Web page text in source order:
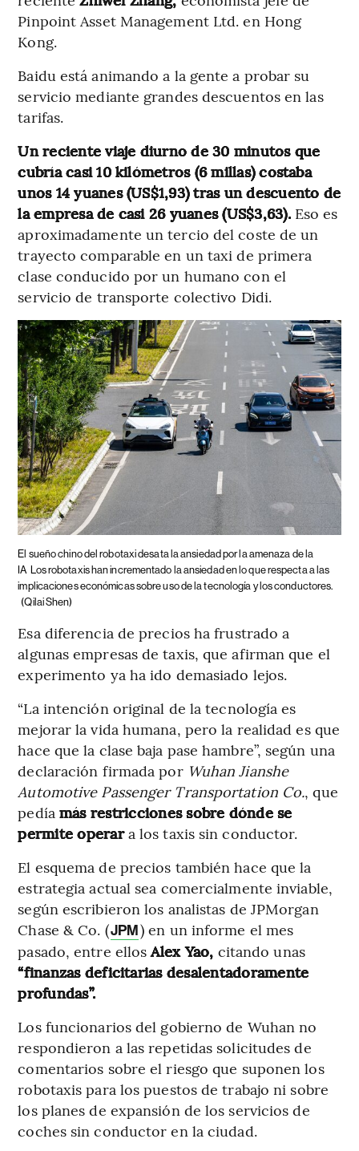
Pinpoint Asset Management Ltd. en Hong
Kong.
Baidu está animando a la gente a probar su
servicio mediante grandes descuentos en las
tarifas.
Un reciente viaje diurno de 30 minutos que
cubría casi 10 kilómetros (6 millas) costaba
unos 14 yuanes (US$1,93) tras un descuento de
la empresa de casi 26 yuanes (US$3,63).Eso es
aproximadamente un tercio del coste de un
trayecto comparable en un taxi de primera
clase conducido por un humano con el
servicio de transporte colectivo Didi.
El sueño chino del robotaxi desata la ansiedad por la amenaza de la
IA Los robotaxis han incrementado la ansiedad en lo que respecta a las
implicaciones económicas sobre uso de la tecnología y los conductores.
(Qilai Shen)
Esa diferencia de precios ha frustrado a
algunas empresas de taxis, que afirman que el
experimento ya ha ido demasiado lejos.
“La intención original de la tecnología es
mejorar la vida humana, pero la realidad es que
hace que la clase baja pase hambre”, según una
declaración firmada por Wuhan Jianshe
Automotive Passenger Transportation Co., que
pedía más restricciones sobre dónde se
permite operara los taxis sin conductor.
El esquema de precios también hace que la
estrategia actual sea comercialmente inviable,
según escribieron los analistas de JPMorgan
Chase & Co. (JPM) en un informe el mes
pasado, entre ellosAlex Yao, citando unas
“finanzas deficitarias desalentadoramente
profundas”.
Los funcionarios del gobierno de Wuhan no
respondieron a las repetidas solicitudes de
comentarios sobre el riesgo que suponen los
robotaxis para los puestos de trabajo ni sobre
los planes de expansión de los servicios de
coches sin conductor en la ciudad.